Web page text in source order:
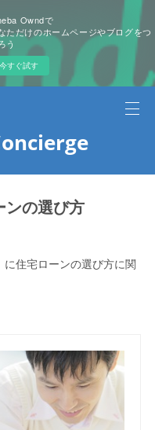
Owndで
ただけのホームページやブログをつ
う
今すぐ試す
ンの選び方
住宅ローンの選び方に関